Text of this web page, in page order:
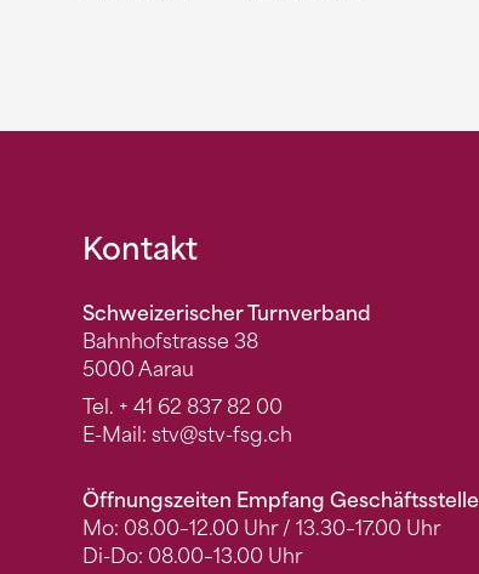
Fusszeile
Kontakt
Schweizerischer Turnverband
Bahnhofstrasse 38
5000 Aarau
Tel. + 41 62 837 82 00
E-Mail: stv@stv-fsg.ch
Öffnungszeiten Empfang Geschäftsstelle
Mo: 08.00–12.00 Uhr / 13.30–17.00 Uhr
Di-Do: 08.00–13.00 Uhr